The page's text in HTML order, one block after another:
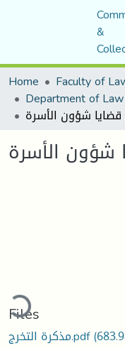
&
Home
Department of Law
الأسرة
Files
مذكرة التخرج.pdf